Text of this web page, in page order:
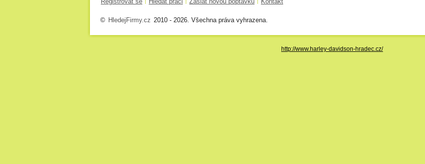
| | |
© HledejFirmy.cz 2010 - 2026. Všechna práva vyhrazena.
http://www.harley-davidson-hradec.cz/